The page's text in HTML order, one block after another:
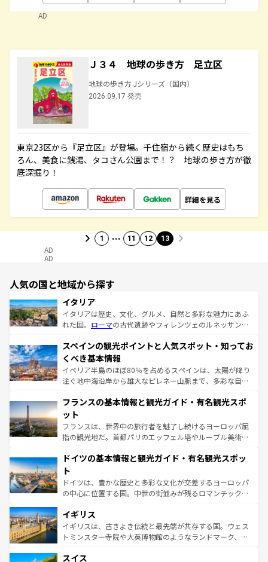
AD
Ｊ３４ 地球の歩き方 足立区
地球の歩き方 Jシリーズ（国内）
2026.09.17 発売
東京23区から『足立区』が登場。千住宿から続く歴史はもち
ろん、美食に銭湯、タコさん公園まで！？ 地球の歩き方が徹
底深掘り！
詳細を見る
1 … 11 12 13
AD
AD
人気の国と地域から探す
イタリア
イタリアは歴史、文化、グルメ、自然と多彩な魅力にあふ
れた国。 ローマの古代遺跡やフィレンツェのルネッサンス
ろん、トスカーナの美しい田園風景やアマルフィ海岸の絶
景など、自然景観も見逃せない。観光の合間には、本場の
ピザやパスタなど、絶品のイタリア料理を堪能することも
できる。朝目覚めてから夜眠るまで、すべての瞬間を楽し
なお、新着のイタリア情報はコンテンツ一覧を参照してほ
しい。
スペインの観光ポイントと人気スポット・知ってお
くべき基本情報
イベリア半島のほぼ80％を占めるスペインは、太陽が降り
注ぐ地中海沿岸から雄大なピレネー山脈まで、多彩な自然
文化が根付くこの国では、情熱的なフラメンコ、熱気あふ
れる闘牛、そして美味しいタパスが生活の一部となってい
る。首都マドリードの洗練された雰囲気や、バルセロナの
アートに溢れた街角から、地方では古代ローマ遺跡や中世
せる。地方によって風土や気候が異なるスペインはその個
ンテンツ一覧 を参照してほしい。
フランスの基本情報と観光ガイド・有名観光スポ
ット
フランスは、世界中の旅行者を魅了し続けるヨーロッパ屈
指の観光地だ。首都パリのエッフェル塔やルーブル美術館
で、幅広い魅力が詰まっている。華麗な宮殿、歴史的な大
聖堂、美しいビーチ、そして豊かな自然が、訪れる者を心
から魅了する。また、フランスは美食の国としても知ら
れ、フランス料理はユネスコ無形文化遺産にも登録されて
香り高いラベンダー畑など、多彩な楽しみ方が可能だ。さ
らに、パリ以外の地域にも魅力が溢れており、どの街角に
も豊かな歴史と文化が息づいている。パリ以外の個性あふ
ドイツの基本情報と観光ガイド・有名観光スポッ
ト
ドイツは、豊かな歴史と多彩な文化が交差するヨーロッパ
の中心に位置する国。中世の街並みが残るロマンチック街
顔を持つこの国は、どこを歩いても飽きることがない。ベ
ルリンの文化的活気、バイエルン州のアルプスの絶景、そ
してライン川沿いのワイン畑といった風景は必見。ビール
は、お酒好きな人にはぜひ体験してほしい。 なお、新着の
イギリス
イギリスは、古きよき伝統と最先端が共存する国。ウェス
トミンスター寺院や大英博物館のようなランドマーク、歴
リアごとに異なる魅力がある。また、優雅なアフタヌーン
スイス